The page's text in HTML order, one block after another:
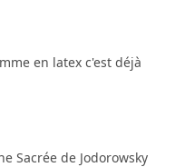
en latex c'est déjà
Sacrée de Jodorowsky